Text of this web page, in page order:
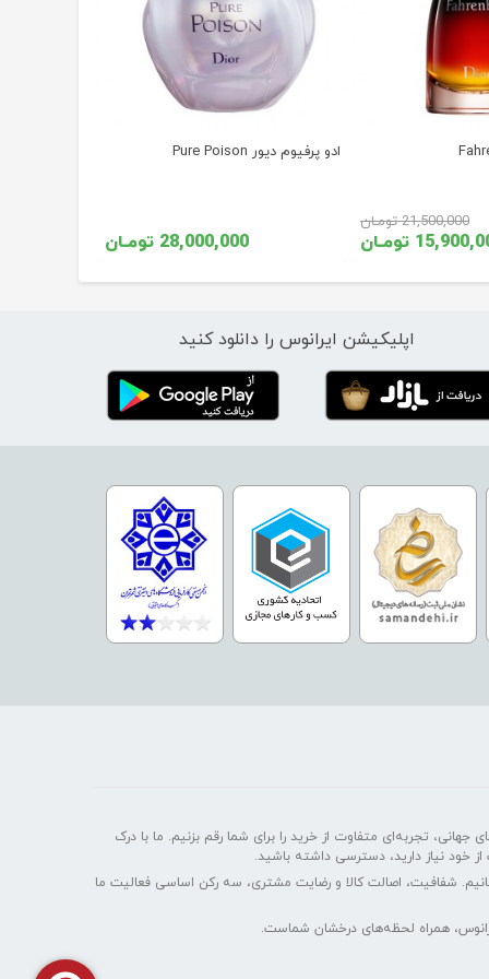
ادو پرفیوم دیور Pure Poison
28,000,000 تومـان تومـان
21,500,000 تومـان
اپلیکیشن ایرانوس را دانلود کنید
جهانی، تجربه‌ای متفاوت از خرید را برای شما رقم بزنیم. ما با درک
خود نیاز دارید، دسترسی داشته باشید.
شفافیت، اصالت کالا و رضایت مشتری، سه رکن اساسی فعالیت ما
همراه لحظه‌های درخشان شماست.